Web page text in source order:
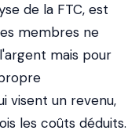
de la FTC, est
membres ne
mais pour
visent un revenu,
les coûts déduits.